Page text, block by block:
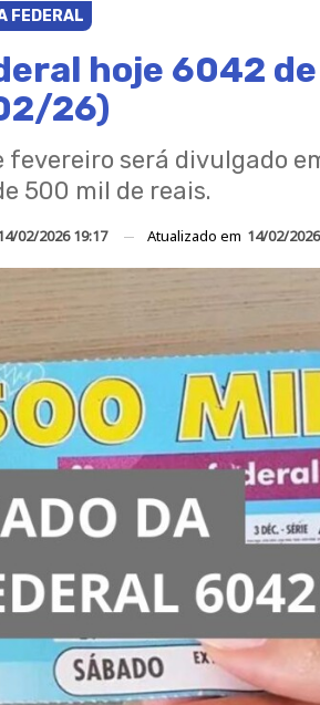
FEDERAL
hoje 6042
26)
será divulgado
500 mil de reais.
02/2026 19:17 Atualizado em 14/02/